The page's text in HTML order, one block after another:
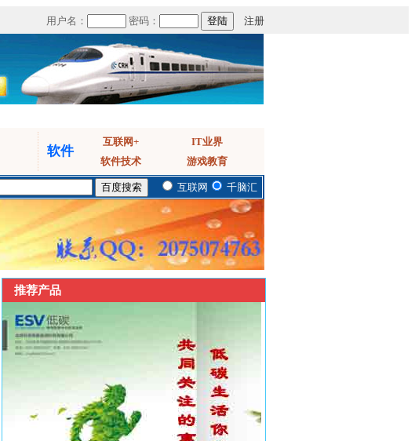
用户名： 密码： 注册
软件
互联网+
IT业界
软件技术
游戏教育
互联网 千脑汇
推荐产品